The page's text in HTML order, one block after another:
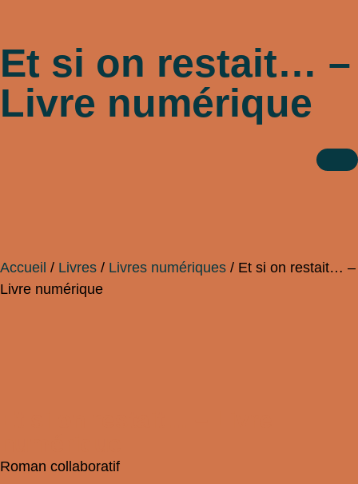
Et si on restait… –
Livre numérique
Accueil / Livres / Livres numériques / Et si on restait… –
Livre numérique
Roman collaboratif